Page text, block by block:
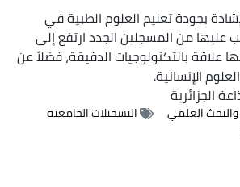
بجودة تعليم العلوم الطبية في
عليها من المسجلين الجدد ارتفع إلى
بالتكنولوجيات الدقيقة، فضلاً عن
الإنسانية.
الجزائرية
العلمي
التسجيلات الجامعية